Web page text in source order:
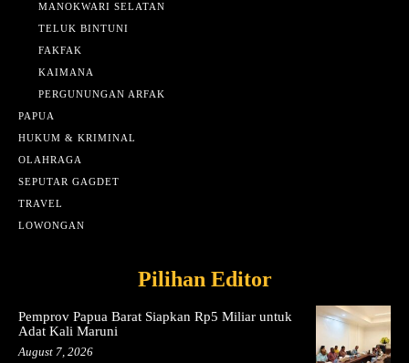
MANOKWARI SELATAN
TELUK BINTUNI
FAKFAK
KAIMANA
PERGUNUNGAN ARFAK
PAPUA
HUKUM & KRIMINAL
OLAHRAGA
SEPUTAR GAGDET
TRAVEL
LOWONGAN
Pilihan Editor
Pemprov Papua Barat Siapkan Rp5 Miliar untuk
Adat Kali Maruni
August 7, 2026